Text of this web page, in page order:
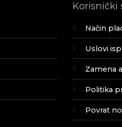
Korisnički
Način
Uslovi
Zamena
Politika
Povrat